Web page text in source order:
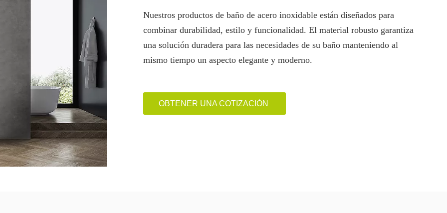
Nuestros productos de baño de acero inoxidable están diseñados para
combinar durabilidad, estilo y funcionalidad. El material robusto garantiza
una solución duradera para las necesidades de su baño manteniendo al
mismo tiempo un aspecto elegante y moderno.
OBTENER UNA COTIZACIÓN